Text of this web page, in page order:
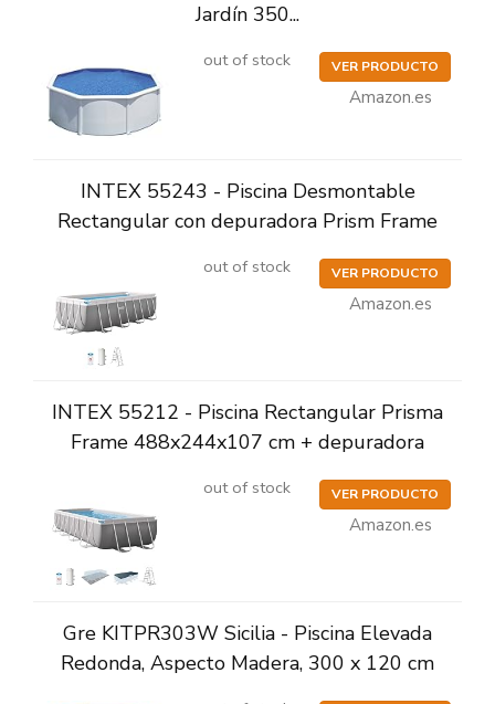
Jardín 350...
out of stock VER PRODUCTO
Amazon.es
INTEX 55243 - Piscina Desmontable
Rectangular con depuradora Prism Frame
out of stock VER PRODUCTO
Amazon.es
INTEX 55212 - Piscina Rectangular Prisma
Frame 488x244x107 cm + depuradora
out of stock VER PRODUCTO
Amazon.es
Gre KITPR303W Sicilia - Piscina Elevada
Redonda, Aspecto Madera, 300 x 120 cm